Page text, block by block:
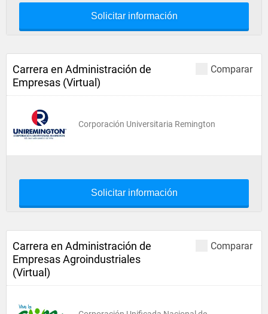
Solicitar información
Comparar
Carrera en Administración de
Empresas (Virtual)
Corporación Universitaria Remington
Solicitar información
Comparar
Carrera en Administración de
Empresas Agroindustriales
(Virtual)